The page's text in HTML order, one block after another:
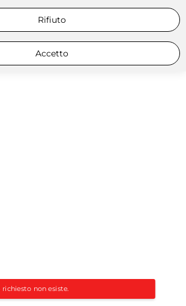
non esiste.
Rifiuto
Accetto